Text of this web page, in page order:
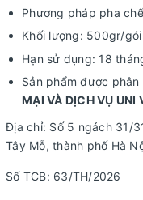
Phương pháp pha
Khối lượng: 500gr/gói
Hạn sử dụng: 18
Sản phẩm được
MẠI VÀ DỊCH VỤ UNI
Địa chỉ: Số 5 ngách 31/
Tây Mỗ, thành phố Hà
Số TCB: 63/TH/2026